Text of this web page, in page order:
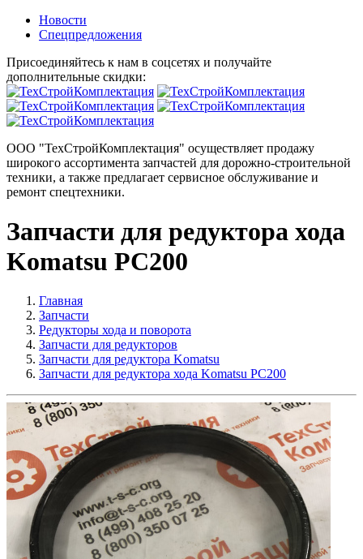
Новости
Спецпредложения
Присоединяйтесь к нам в соцсетях и получайте
дополнительные скидки:
ООО "ТехСтройКомплектация" осуществляет продажу
широкого ассортимента запчастей для дорожно-строительной
техники, а также предлагает сервисное обслуживание и
ремонт спецтехники.
Запчасти для редуктора хода
Komatsu PC200
Главная
Запчасти
Редукторы хода и поворота
Запчасти для редукторов
Запчасти для редуктора Komatsu
Запчасти для редуктора хода Komatsu PC200